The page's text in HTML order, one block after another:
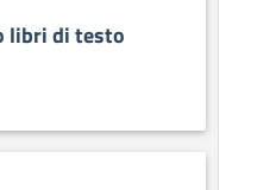
libri di testo